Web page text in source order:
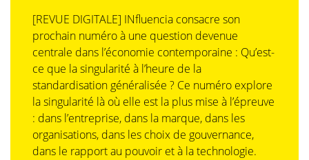
[REVUE DIGITALE] INfluencia consacre son
prochain numéro à une question devenue
centrale dans l’économie contemporaine : Qu’est-
ce que la singularité à l’heure de la
standardisation généralisée ? Ce numéro explore
la singularité là où elle est la plus mise à l’épreuve
: dans l’entreprise, dans la marque, dans les
organisations, dans les choix de gouvernance,
dans le rapport au pouvoir et à la technologie.